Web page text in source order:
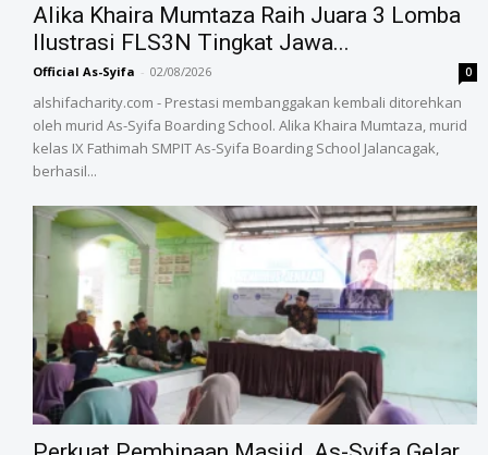
Alika Khaira Mumtaza Raih Juara 3 Lomba
Ilustrasi FLS3N Tingkat Jawa...
Official As-Syifa - 02/08/2026 0
alshifacharity.com - Prestasi membanggakan kembali ditorehkan
oleh murid As-Syifa Boarding School. Alika Khaira Mumtaza, murid
kelas IX Fathimah SMPIT As-Syifa Boarding School Jalancagak,
berhasil...